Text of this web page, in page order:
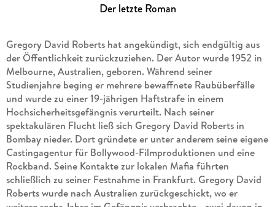
Der letzte Roman
Gregory David Roberts hat angekündigt, sich endgültig aus
der Öffentlichkeit zurückzuziehen. Der Autor wurde 1952 in
Melbourne, Australien, geboren. Während seiner
Studienjahre beging er mehrere bewaffnete Raubüberfälle
und wurde zu einer 19-jährigen Haftstrafe in einem
Hochsicherheitsgefängnis verurteilt. Nach seiner
spektakulären Flucht ließ sich Gregory David Roberts in
Bombay nieder. Dort gründete er unter anderem seine eigene
Castingagentur für Bollywood-Filmproduktionen und eine
Rockband. Seine Kontakte zur lokalen Mafia führten
schließlich zu seiner Festnahme in Frankfurt. Gregory David
Roberts wurde nach Australien zurückgeschickt, wo er